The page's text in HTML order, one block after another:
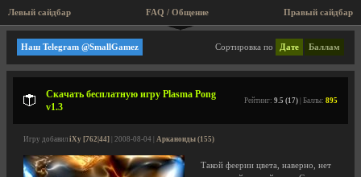
Левый сайдбар Правый сайдбар
FAQ / Общение
Игры с физикой
Сортировка по Дате Баллам
Наш Telegram @SmallGamez
Скачать бесплатную игру Plasma Pong
v1.3
Рейтинг: 9.5 (17) | Баллы: 895
Игру добавил iXy [762|44] | 2008-08-04 | Арканоиды (155)
Такой феерии цвета, наверно, нет